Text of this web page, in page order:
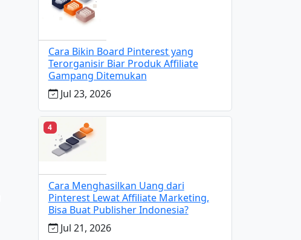
Cara Bikin Board Pinterest yang
Terorganisir Biar Produk Affiliate
Gampang Ditemukan
Jul 23, 2026
4
Cara Menghasilkan Uang dari
Pinterest Lewat Affiliate Marketing,
Bisa Buat Publisher Indonesia?
Jul 21, 2026